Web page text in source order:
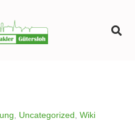
, Uncategorized,Wiki